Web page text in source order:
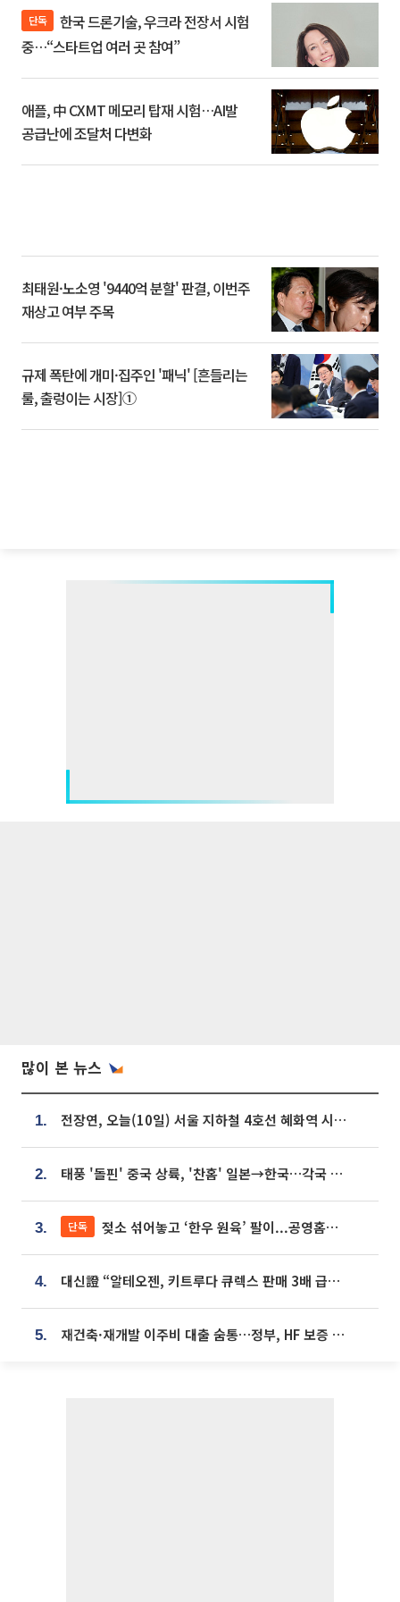
단독
중…“스타트업 여러 곳 참여”
애플, 中 CXMT 메모리 탑재 시험…AI발
공급난에 조달처 다변화
최태원·노소영 '9440억 분할' 판결, 이번주
재상고 여부 주목
규제 폭탄에 개미·집주인 '패닉' [흔들리는
룰, 출렁이는 시장]①
많이 본 뉴스
1. 전장연, 오늘(10일) 서울 지하철 4호선 혜화역 시위…1호선 용산역 무정차
2. 태풍 '돌핀' 중국 상륙, '찬홈' 일본→한국…각국 기상청 예상 경로는?
3. 단독 젖소 섞어놓고 ‘한우 원육’ 팔이...공영홈쇼핑 표기·검증 구멍
4. 대신證 “알테오젠, 키트루다 큐렉스 판매 3배 급증…목표가 41만원 상향”
5. 재건축·재개발 이주비 대출 숨통…정부, HF 보증 신설 추진